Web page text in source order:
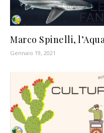
Marco Spinelli,
Gennaio 19, 2021